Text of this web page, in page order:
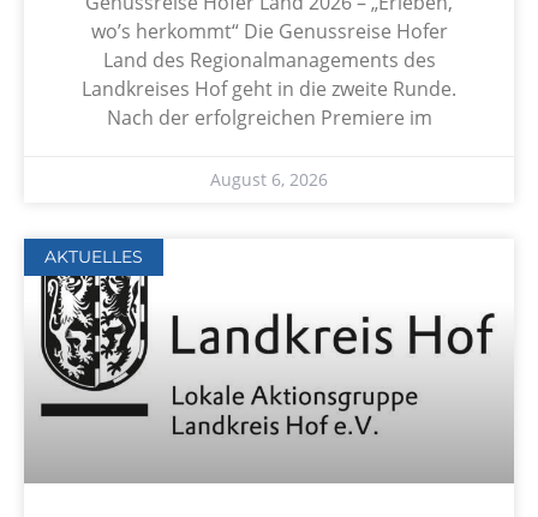
wo’s herkommt“ Die Genussreise Hofer
Land des Regionalmanagements des
Landkreises Hof geht in die zweite Runde.
Nach der erfolgreichen Premiere im
August 6, 2026
AKTUELLES